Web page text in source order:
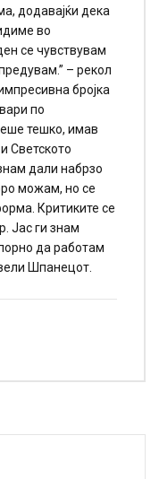
додавајќи дека
во
се чувствувам
– рекол
бројка
по
тешко, имав
Светското
дали набрзо
можам, но се
Критиките се
Јас ги знам
да работам
Шпанецот.